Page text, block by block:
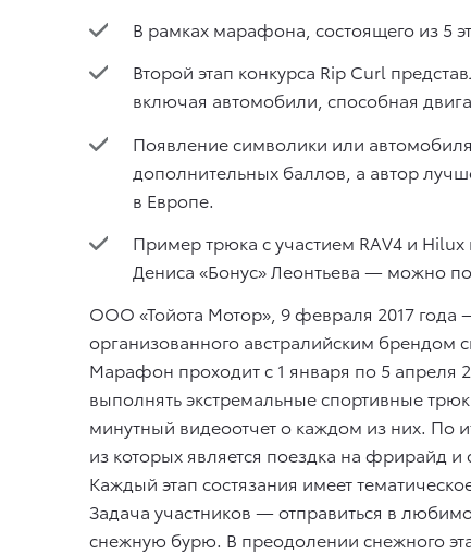
В рамках марафона, состоящего из 5
Второй этап конкурса Rip Curl
включая автомобили, способная
Появление символики или
дополнительных баллов, а автор
в Европе.
Пример трюка с участием RAV4 и
Дениса «Бонус» Леонтьева — можно
ООО «Тойота Мотор», 9 февраля 2017 года
организованного австралийским брендом
Марафон проходит с 1 января по 5 апреля
выполнять экстремальные спортивные
минутный видеоотчет о каждом из них. По
из которых является поездка на фрирайд
Каждый этап состязания имеет
Задача участников — отправиться в
снежную бурю. В преодолении снежного